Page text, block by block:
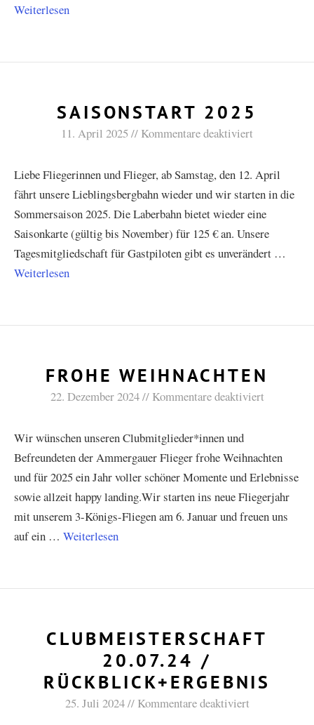
Weiterlesen
SAISONSTART 2025
11. April 2025 Kommentare deaktiviert
Liebe Fliegerinnen und Flieger, ab Samstag, den 12. April
fährt unsere Lieblingsbergbahn wieder und wir starten in die
Sommersaison 2025. Die Laberbahn bietet wieder eine
Saisonkarte (gültig bis November) für 125 € an. Unsere
Tagesmitgliedschaft für Gastpiloten gibt es unverändert …
Weiterlesen
FROHE WEIHNACHTEN
22. Dezember 2024 Kommentare deaktiviert
Wir wünschen unseren Clubmitglieder*innen und
Befreundeten der Ammergauer Flieger frohe Weihnachten
und für 2025 ein Jahr voller schöner Momente und Erlebnisse
sowie allzeit happy landing.Wir starten ins neue Fliegerjahr
mit unserem 3-Königs-Fliegen am 6. Januar und freuen uns
auf ein … Weiterlesen
CLUBMEISTERSCHAFT
20.07.24 /
RÜCKBLICK+ERGEBNIS
25. Juli 2024 Kommentare deaktiviert